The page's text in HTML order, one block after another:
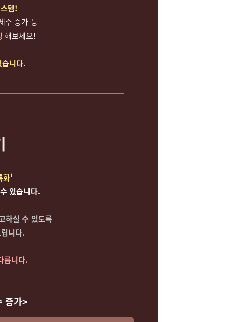
템!
수 증가 등
해보세요!
니다.
화'
있습니다.
하실 수 있도록
니다.
릅니다.
증가>